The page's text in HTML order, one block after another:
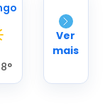
°
Ver
mais